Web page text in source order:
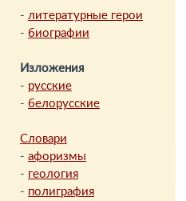
- литературные герои
- биографии
Изложения
- русские
- белорусские
Словари
- афоризмы
- геология
- полиграфия